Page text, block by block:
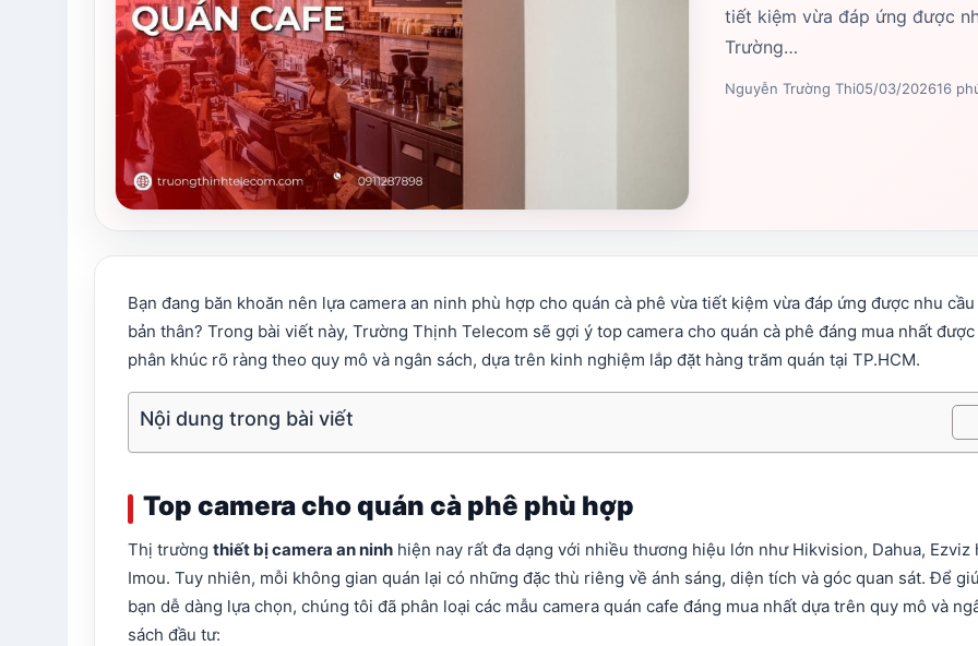
tiết kiệm vừa đáp ứng được
Trường…
Nguyễn Trường Thi05/03/202616
Bạn đang băn khoăn nên lựa camera an ninh phù hợp cho quán cà phê vừa tiết kiệm vừa đáp ứng được nhu cầu
bản thân? Trong bài viết này, Trường Thịnh Telecom sẽ gợi ý top camera cho quán cà phê đáng mua nhất được
phân khúc rõ ràng theo quy mô và ngân sách, dựa trên kinh nghiệm lắp đặt hàng trăm quán tại TP.HCM.
Nội dung trong bài viết
Top camera cho quán cà phê phù hợp
Thị trường thiết bị camera an ninh hiện nay rất đa dạng với nhiều thương hiệu lớn như Hikvision, Dahua, Ezviz
Imou. Tuy nhiên, mỗi không gian quán lại có những đặc thù riêng về ánh sáng, diện tích và góc quan sát. Để
bạn dễ dàng lựa chọn, chúng tôi đã phân loại các mẫu camera quán cafe đáng mua nhất dựa trên quy mô và
sách đầu tư: